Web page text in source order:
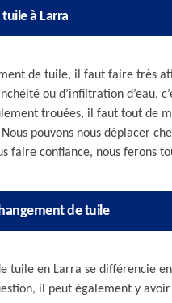
à Larra
de tuile, il faut faire très
ou d’infiltration d’eau,
trouées, il faut tout de
pouvons nous déplacer
faire confiance, nous ferons
de tuile
tuile en Larra se différencie
il peut également y